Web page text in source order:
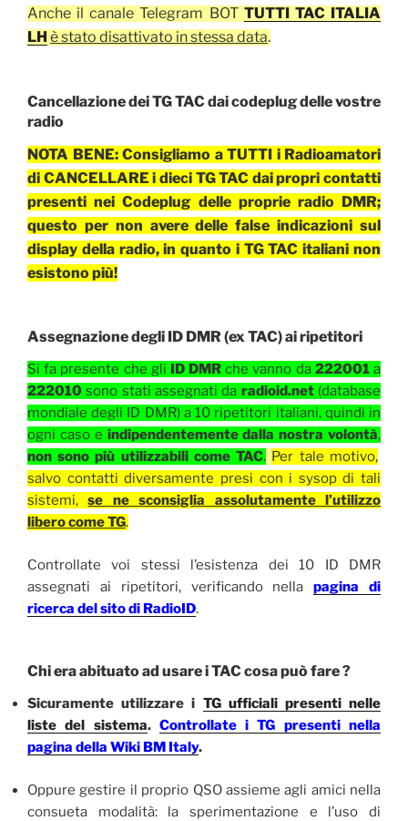
Anche il canale Telegram BOT TUTTI TAC ITALIA
LH è stato disattivato in stessa data.
Cancellazione dei TG TAC dai codeplug delle vostre
radio
NOTA BENE: Consigliamo a TUTTI i Radioamatori
di CANCELLARE i dieci TG TAC dai propri contatti
presenti nei Codeplug delle proprie radio DMR;
questo per non avere delle false indicazioni sul
display della radio, in quanto i TG TAC italiani non
esistono più!
Assegnazione degli ID DMR (ex TAC) ai ripetitori
Si fa presente che gli ID DMR che vanno da 222001a
222010 sono stati assegnati da radioid.net(database
mondiale degli ID DMR) a 10 ripetitori italiani, quindi in
ogni caso e indipendentemente dalla nostra volontà,
non sono più utilizzabili come TAC. Per tale motivo,
salvo contatti diversamente presi con i sysop di tali
sistemi,se ne sconsiglia assolutamente l’utilizzo
libero come TG.
Controllate voi stessi l’esistenza dei 10 ID DMR
assegnati ai ripetitori, verificando nellapagina di
ricerca del sito di RadioID.
Chi era abituato ad usare iTACcosa può fare ?
Sicuramente utilizzare i TG ufficiali presenti nelle
liste del sistema. Controllate i TG presenti nella
pagina della Wiki BM Italy.
Oppure gestire il proprio QSO assieme agli amici nella
consueta modalità: la sperimentazione e l’uso di